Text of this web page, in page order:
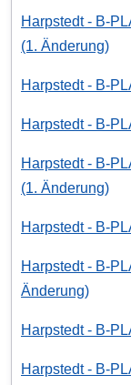
Harpstedt - B-
(1. Änderung)
Harpstedt - B-
Harpstedt - B-
Harpstedt - B-
(1. Änderung)
Harpstedt - B-
Harpstedt - B-
Änderung)
Harpstedt - B-
Harpstedt - B-